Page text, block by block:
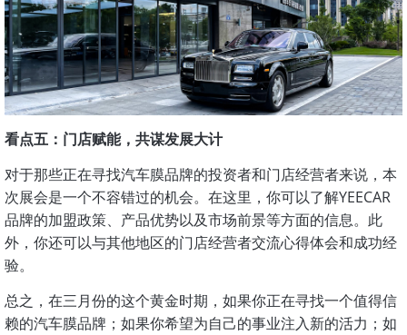
看点五：门店赋能，共谋发展大计
对于那些正在寻找汽车膜品牌的投资者和门店经营者来说，本
次展会是一个不容错过的机会。在这里，你可以了解YEECAR
品牌的加盟政策、产品优势以及市场前景等方面的信息。此
外，你还可以与其他地区的门店经营者交流心得体会和成功经
验。
总之，在三月份的这个黄金时期，如果你正在寻找一个值得信
赖的汽车膜品牌；如果你希望为自己的事业注入新的活力；如